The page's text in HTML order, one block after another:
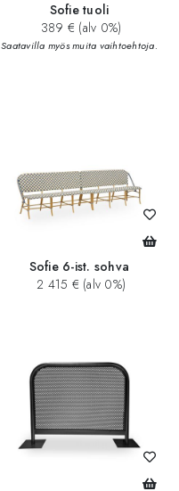
Sofie tuoli
389 € (alv 0%)
Saatavilla myös muita vaihtoehtoja.
Sofie 6-ist. sohva
2 415 € (alv 0%)